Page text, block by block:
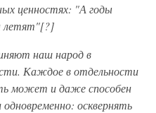
ценностях: "А годы
летят"[?]
наш народ в
Каждое в отдельности
может и даже способен
осквернять